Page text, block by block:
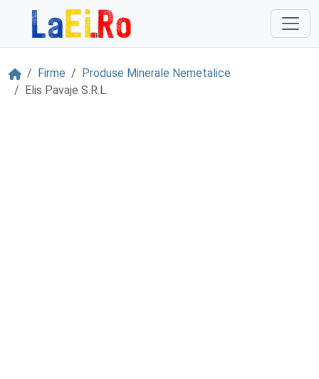
Sari la continut
AcasăFirme
Produse Minerale Nemetalice
Elis Pavaje S.R.L.